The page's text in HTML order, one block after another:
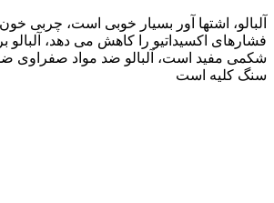
آلبالو، اشتها آور بسیار خوبی است، چربی
فشارهای اکسیداتیو را کاهش می دهد، آلبالو
شکمی مفید است، آلبالو ضد مواد صفراوی
سنگ کلیه است